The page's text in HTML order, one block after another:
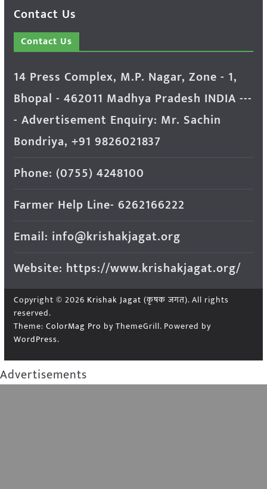
Contact Us
Contact Us
14 Press Complex, M.P. Nagar, Zone - 1,
Bhopal - 462011 Madhya Pradesh INDIA ---
- Advertisement Enquiry: Mr. Sachin
Bondriya, +91 9826021837
Phone: (0755) 4248100
Farmer Help Line- 6262166222
Email: info@krishakjagat.org
Website: https://www.krishakjagat.org/
Copyright © 2026 Krishak Jagat (कृषक जगत). All rights
reserved.
Theme: ColorMag Pro by ThemeGrill. Powered by
WordPress.
Advertisements